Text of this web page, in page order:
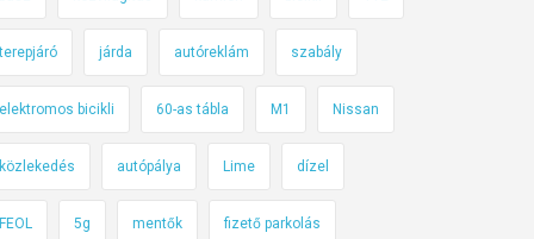
terepjáró járda autóreklám szabály
elektromos bicikli 60-as tábla M1 Nissan
közlekedés autópálya Lime dízel
FEOL 5g mentők fizető parkolás